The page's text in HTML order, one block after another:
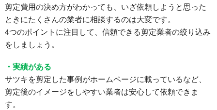
剪定費用の決め方がわかっても、いざ依頼しようと思った
ときにたくさんの業者に相談するのは大変です。
4つのポイントに注目して、信頼できる剪定業者の絞り込み
をしましょう。
・実績がある
サツキを剪定した事例がホームページに載っているなど、
剪定後のイメージをしやすい業者は安心して依頼できま
す。